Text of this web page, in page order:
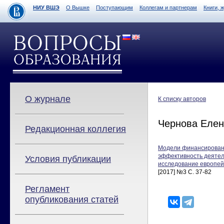
НИУ ВШЭ О Вышке Поступающим Коллегам и партнерам Книги,
О журнале
Редакционная коллегия
Условия публикации
Регламент
опубликования статей
К списку авторов
Чернова
Модели
эффективность
исследование
[2017] №3 С. 37-82